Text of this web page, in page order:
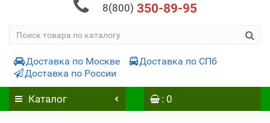
8(800) 350-89-95
Доставка по Москве
Доставка по СПб
Доставка по России
Каталог : 0